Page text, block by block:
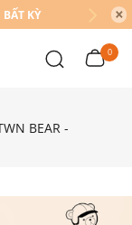
KỲ
0
BEAR -